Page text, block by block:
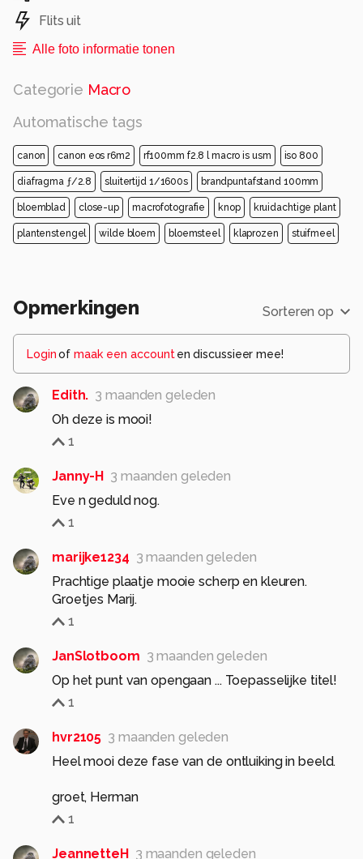
Flits uit
Alle foto informatie tonen
Categorie Macro
Automatische tags
canon canon eos r6m2 rf100mm f2.8 l macro is usm iso 800
diafragma ƒ/2.8 sluitertijd 1/1600s brandpuntafstand 100mm
bloemblad close-up macrofotografie knop kruidachtige plant
plantenstengel wilde bloem bloemsteel klaprozen stuifmeel
Opmerkingen Sorteren op
Loginof maak een account en discussieer mee!
Edith. 3 maanden geleden
Oh deze is mooi!
1
Janny-H 3 maanden geleden
1
marijke1234 3 maanden geleden
Prachtige plaatje mooie scherp en kleuren.
Groetjes Marij.
1
JanSlotboom 3 maanden geleden
Op het punt van opengaan ... Toepasselijke titel!
1
hvr2105 3 maanden geleden
Heel mooi deze fase van de ontluiking in beeld.
groet, Herman
1
JeannetteH 3 maanden geleden